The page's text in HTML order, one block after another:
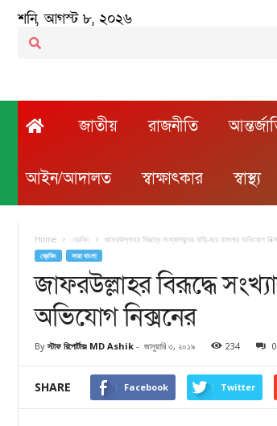
শনি, আগস্ট ৮, ২০২৬
জাতীয় রাজনীতি
আইন/আদালত স্বাক্ষাৎকার স্বাস্থ্য
Home ব্রেকিং জাফরউল্লাহর বিরূদ্ধে সংখ্যালঘুদের বাড়ি-ঘরে হামলার অভিযোগ
ব্রেকিং সারা বাংলা
জাফরউল্লাহর বিরূদ্ধে
অভিযোগ নিক্সনের
By স্টাফ রিপোর্টারঃ MD Ashik - জানুয়ারি ৩, ২০১৯ 234 0
SHARE Facebook Twitter